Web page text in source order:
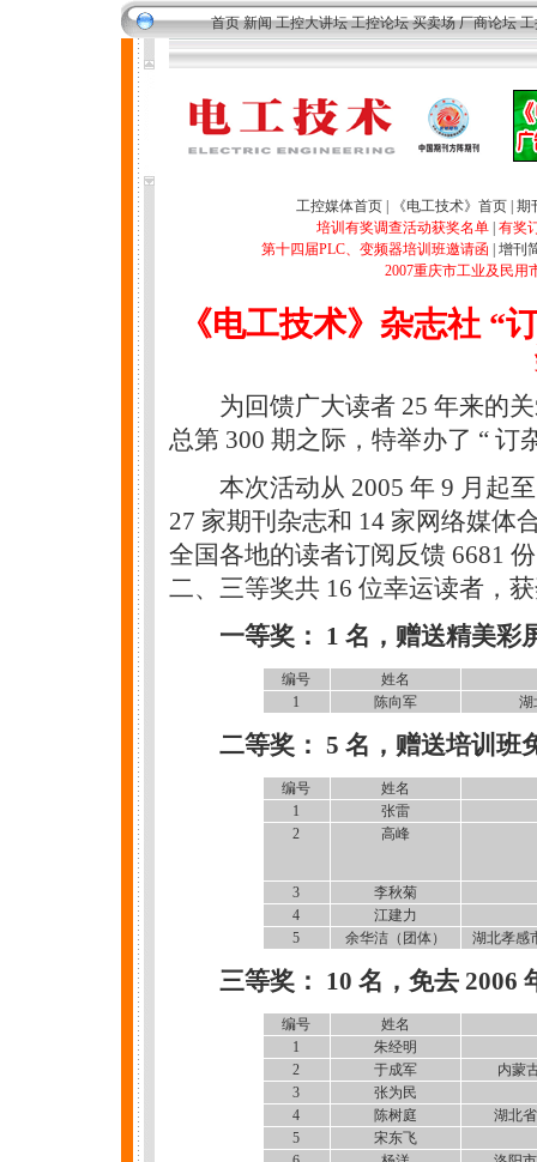
首页 新闻 工控大讲坛 工控论坛 买卖场 厂商论坛 工
工控媒体首页 《电工技术》首页 期
培训有奖调查活动获奖名单 有奖
第十四届PLC、变频器培训班邀请函
增刊
2007重庆市工业及民用
《电工技术》杂志社 “
为回馈广大读者 25 年来的关
总第 300 期之际，特举办了 “ 订
本次活动从 2005 年 9 月起至
27 家期刊杂志和 14 家网络媒体
全国各地的读者订阅反馈 6681
二、三等奖共 16 位幸运读者，
一等奖： 1 名，赠送精美彩
编号
姓名
1
陈向军 湖
二等奖： 5 名，赠送培训班
编号
姓名
1
张雷
2
高峰
3
李秋菊
4
江建力
5
余华洁（团体） 湖北孝感
三等奖： 10 名，免去 2006
编号
姓名
1
朱经明
2
于成军
内蒙
3
张为民
4
陈树庭
湖北
5
宋东飞